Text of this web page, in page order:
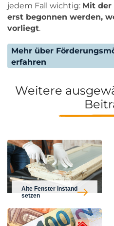
jedem Fall wichtig: Mit der
erst begonnen werden,
vorliegt.
Mehr über
erfahren
Weitere
Alte Fenster instand
setzen